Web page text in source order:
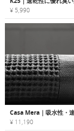
¥ 5,990
¥ 11,190